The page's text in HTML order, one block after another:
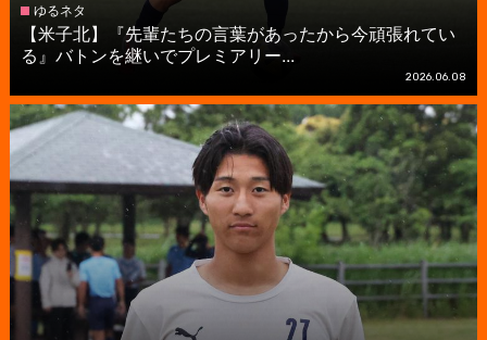
ゆるネタ
【米子北】『先輩たちの言葉があったから今頑張れてい
る』バトンを継いでプレミアリー...
2026.06.08